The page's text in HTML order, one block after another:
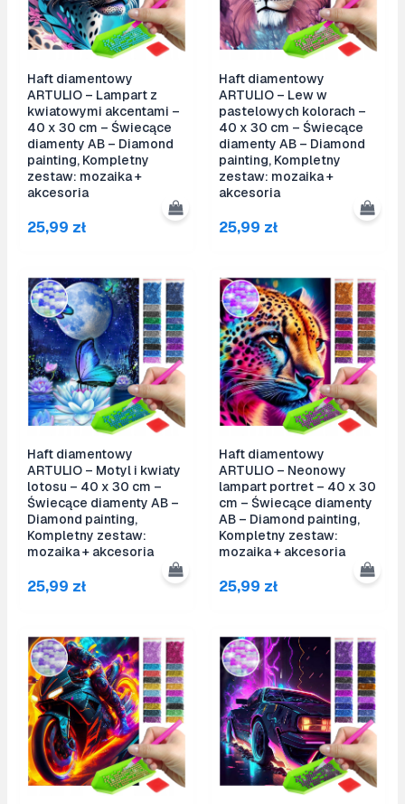
Haft diamentowy
ARTULIO – Lampart z
kwiatowymi akcentami –
40 x 30 cm – Świecące
diamenty AB – Diamond
painting, Kompletny
zestaw: mozaika +
akcesoria
25,99 zł
Haft diamentowy
ARTULIO – Lew w
pastelowych kolorach –
40 x 30 cm – Świecące
diamenty AB – Diamond
painting, Kompletny
zestaw: mozaika +
akcesoria
25,99 zł
Haft diamentowy
ARTULIO – Motyl i kwiaty
lotosu – 40 x 30 cm –
Świecące diamenty AB –
Diamond painting,
Kompletny zestaw:
mozaika + akcesoria
25,99 zł
Haft diamentowy
ARTULIO – Neonowy
lampart portret – 40 x 30
cm – Świecące diamenty
AB – Diamond painting,
Kompletny zestaw:
mozaika + akcesoria
25,99 zł